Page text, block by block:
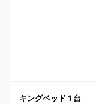
キングベッド 1 台